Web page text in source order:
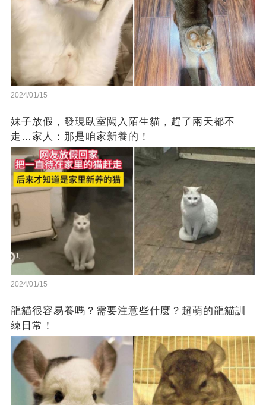
2024/01/15
妹子放假，發現臥室闖入陌生貓，趕了兩天都不
走…家人：那是咱家新養的！
2024/01/15
龍貓很容易養嗎？需要注意些什麼？超萌的龍貓訓
練日常！